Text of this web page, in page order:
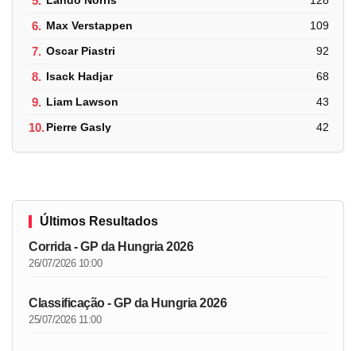
6. Max Verstappen 109
7. Oscar Piastri 92
8. Isack Hadjar 68
9. Liam Lawson 43
10.Pierre Gasly 42
Últimos Resultados
Corrida - GP da Hungria 2026
26/07/2026 10:00
Classificação - GP da Hungria 2026
25/07/2026 11:00